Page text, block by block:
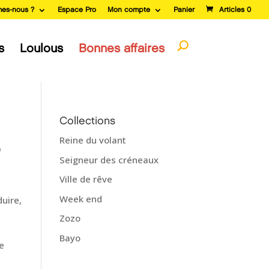
nous ? Espace Pro Mon compte Panier Articles 0
Loulous Bonnes affaires
Collections
Reine du volant
Seigneur des créneaux
Ville de rêve
Week end
Zozo
Bayo